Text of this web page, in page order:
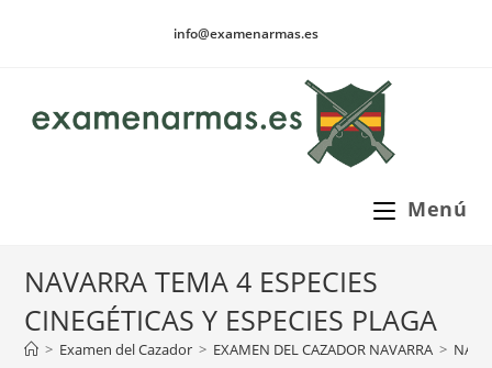
info@examenarmas.es
Menú
NAVARRA TEMA 4 ESPECIES
CINEGÉTICAS Y ESPECIES PLAGA
> Examen del Cazador > EXAMEN DEL CAZADOR NAVARRA >